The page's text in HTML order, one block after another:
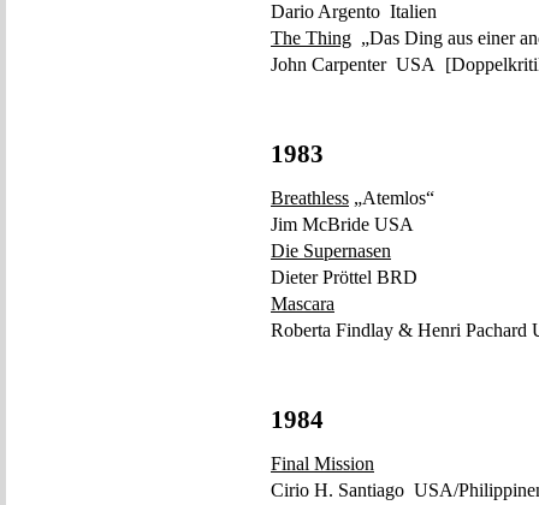
Dario Argento Italien
The Thing „Das Ding aus einer
John Carpenter USA
1983
Breathless „Atemlos“
Jim McBride USA
Die Supernasen
Dieter Pröttel BRD
Mascara
Roberta Findlay & Henri Pachard
1984
Final Mission
Cirio H. Santiago USA/